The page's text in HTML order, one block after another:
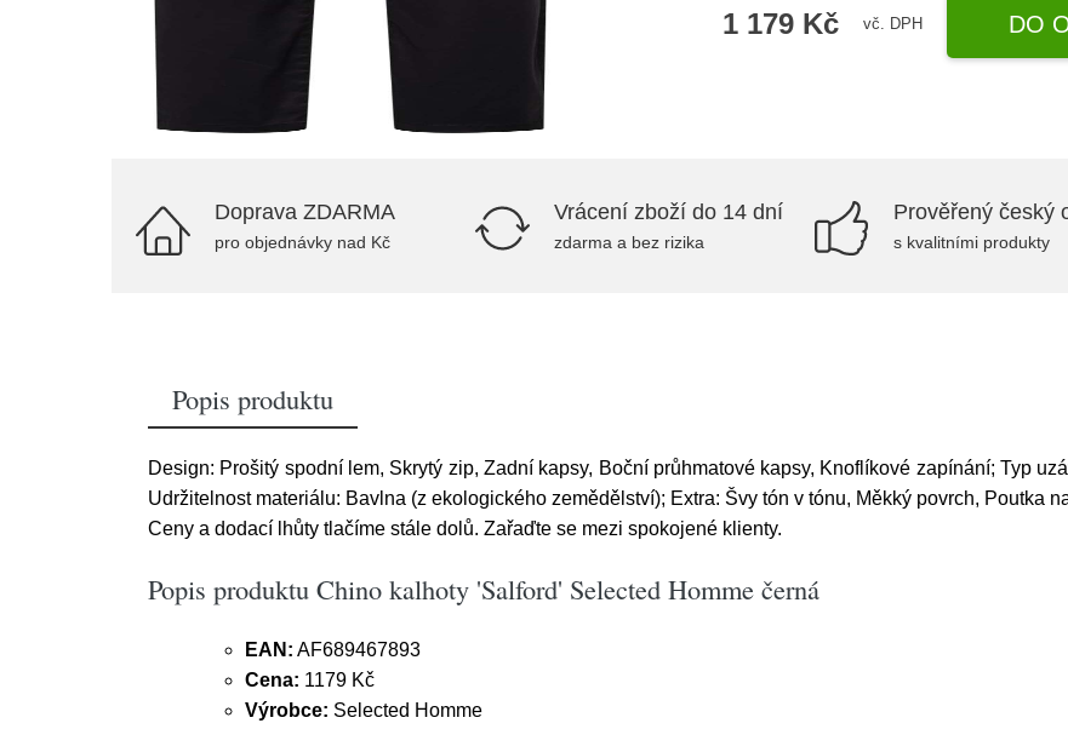
1 179 Kč vč. DPH DO
Doprava ZDARMA
pro objednávky nad Kč
Vrácení zboží do 14 dní
zdarma a bez rizika
Prověřený český
s kvalitními produkty
Popis produktu
Design: Prošitý spodní lem, Skrytý zip, Zadní kapsy, Boční průhmatové kapsy, Knoflíkové zapínání; Typ
Udržitelnost materiálu: Bavlna (z ekologického zemědělství); Extra: Švy tón v tónu, Měkký povrch, Poutka
Ceny a dodací lhůty tlačíme stále dolů. Zařaďte se mezi spokojené klienty.
Popis produktu Chino kalhoty 'Salford' Selected Homme černá
EAN: AF689467893
Cena: 1179 Kč
Výrobce: Selected Homme